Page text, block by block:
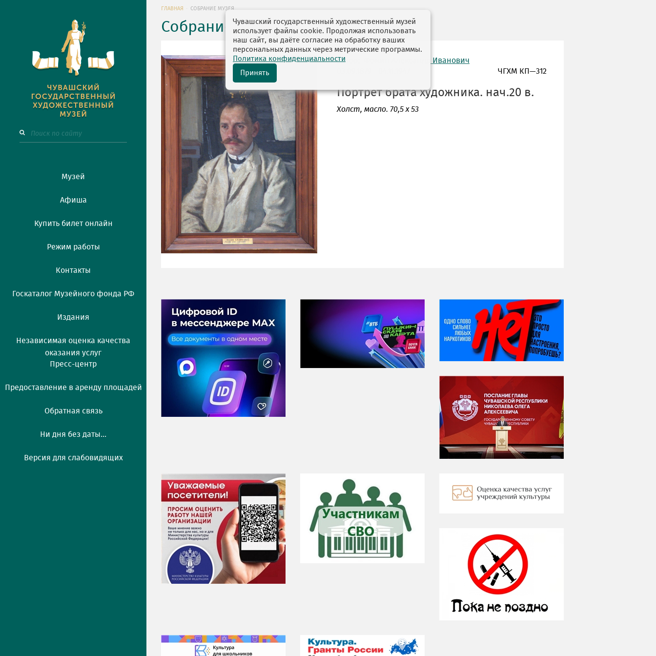
Музей
Афиша
Купить билет онлайн
Режим работы
Контакты
Госкаталог Музейного фонда РФ
Издания
Независимая оценка качества
оказания услуг
Пресс-центр
Предоставление в аренду площадей
Обратная связь
Ни дня без даты...
Версия для слабовидящих
ГЛАВНАЯ СОБРАНИЕ МУЗЕЯ
Собрание музея
автор: Фомин Александр Иванович
ЧГХМ КП—312
Портрет брата художника. нач.20 в.
Холст, масло. 70,5 х 53
НИ ДНЯ БЕЗ ДАТЫ...
07 августа
Я встретил вас – и
всё былое...
Чувашский государственный художественный музей
использует файлы cookie. Продолжая использовать
наш сайт, вы даёте согласие на обработку ваших
персональных данных через метрические программы.
Политика конфиденциальности
Принять